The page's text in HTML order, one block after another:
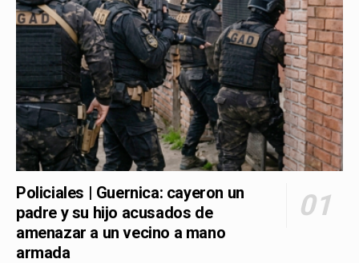
Policiales | Guernica: cayeron un
padre y su hijo acusados de
amenazar a un vecino a mano
armada